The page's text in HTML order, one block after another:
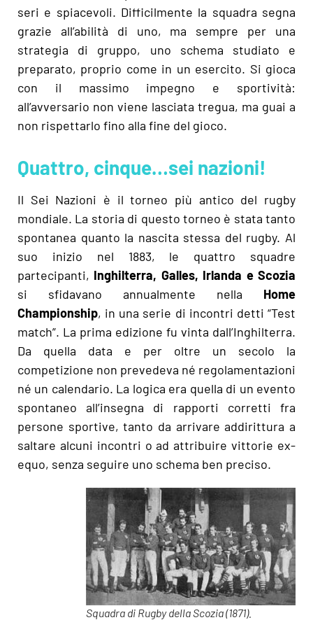
seri e spiacevoli. Difficilmente la squadra segna
grazie all’abilità di uno, ma sempre per una
strategia di gruppo, uno schema studiato e
preparato, proprio come in un esercito. Si gioca
con il massimo impegno e sportività:
all’avversario non viene lasciata tregua, ma guai a
non rispettarlo fino alla fine del gioco.
Quattro, cinque…sei nazioni!
Il Sei Nazioni è il torneo più antico del rugby
mondiale. La storia di questo torneo è stata tanto
spontanea quanto la nascita stessa del rugby. Al
suo inizio nel 1883, le quattro squadre
partecipanti, Inghilterra, Galles, Irlanda e Scozia
si sfidavano annualmente nella Home
Championship, in una serie di incontri detti “Test
match”. La prima edizione fu vinta dall’Inghilterra.
Da quella data e per oltre un secolo la
competizione non prevedeva né regolamentazioni
né un calendario. La logica era quella di un evento
spontaneo all’insegna di rapporti corretti fra
persone sportive, tanto da arrivare addirittura a
saltare alcuni incontri o ad attribuire vittorie ex-
equo, senza seguire uno schema ben preciso.
Squadra di Rugby della Scozia (1871).